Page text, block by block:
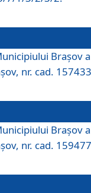
Braşov a
nr. cad.
Braşov a
nr. cad.